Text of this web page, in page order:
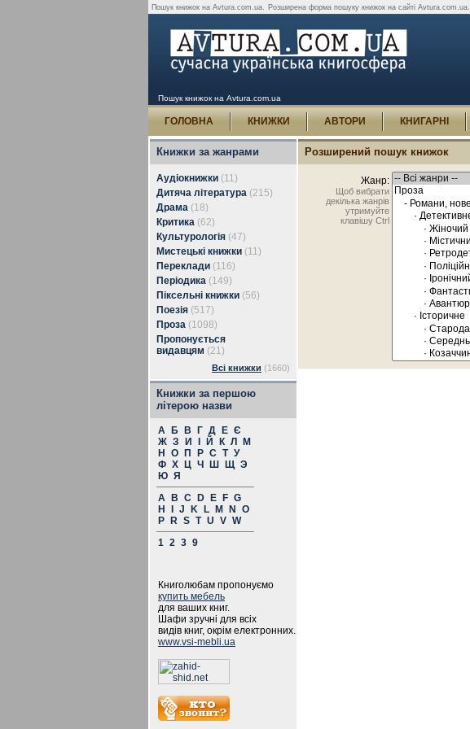
Пошук книжок на Avtura.com.ua. Розширена форма пошуку книжок на сайті Avtura.com.ua.
Пошук книжок на Avtura.com.ua
ГОЛОВНА КНИЖКИ АВТОРИ КНИГАРНІ
Книжки за жанрами
Аудіокнижки (11)
Дитяча література (215)
Драма (18)
Критика (62)
Культурологія (47)
Мистецькі книжки (11)
Переклади (116)
Періодика (149)
Піксельні книжки (56)
Поезія (517)
Проза (1098)
Пропонується
видавцям (21)
Всі книжки (1660)
Книжки за першою
літерою назви
А Б В Г Д Е Є
Ж З И Й К Л
М
Н
О П Р С Т У
Ф Х Ц Ч Ш Щ Э
Ю Я
A
B C D E F G
H
J K L M N
O
P
R S T U V W
1 2 3 9
Книголюбам пропонуємо
купить мебель
для ваших книг.
Шафи зручні для всіх
видів книг, окрім електронних.
www.vsi-mebli.ua
Розширений пошук книжок
Жанр:
Щоб вибрати
декілька жанрів
утримуйте
клавішу Ctrl